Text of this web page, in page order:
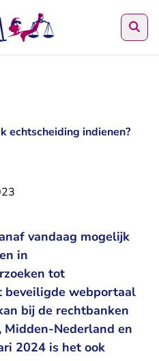
echtscheiding indienen?
vandaag mogelijk
in
tot
beveiligde webportaal
bij de rechtbanken
Midden-Nederland en
2024 is het ook